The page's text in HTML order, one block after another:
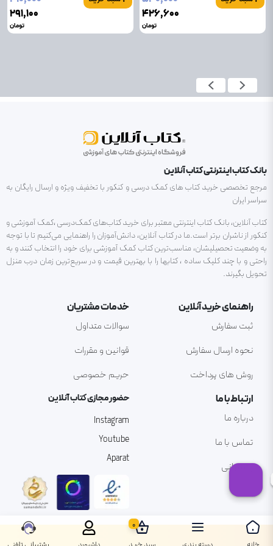
۴۲۶٬۶۰۰
تومان
۲۹۱٬۱۰۰
تومان
بانک کتاب اینترنتی کتاب آنلاین
مرجع تخصصی خرید کتاب های کمک درسی و کنکور با تخفیف ویژه و ارسال رایگان به
سراسر ایران
کتاب آنلاین، بانک کتاب اینترنتی معتبر برای خرید کتاب‌های کمک‌درسی ،کمک آموزشی و
کنکور از ناشران برتر است.ما در کتاب آنلاین، دانش‌آموزان را راهنمایی می‌کنیم تا با توجه
به وضعیت تحصیلیشان، مناسب‌ترین کتاب کمک آموزشی برای خود را انتخاب کنند و به
راحتی و با چند کلیک ساده ، کتابها را با بهترین قیمت و در سریع‌ترین زمان درب منزل
تحویل بگیرند.
راهنمای خرید آنلاین
ثبت سفارش
نحوه ارسال سفارش
روش های پرداخت
خدمات مشتریان
سوالات متداول
قوانین و مقررات
حریم خصوصی
ارتباط با ما
درباره ما
تماس با ما
پشتیبانی
حضور مجازی کتاب آنلاین
Instagram
Youtube
Aparat
0